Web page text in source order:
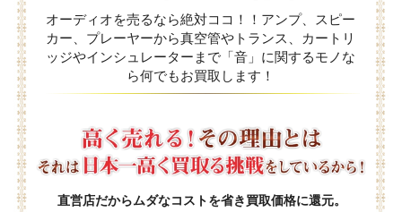
オーディオを売るなら絶対ココ！！アンプ、スピー
カー、プレーヤーから真空管やトランス、カートリ
ッジやインシュレーターまで「音」に関するモノな
ら何でもお買取します！
直営店だからムダなコストを省き買取価格に還元。